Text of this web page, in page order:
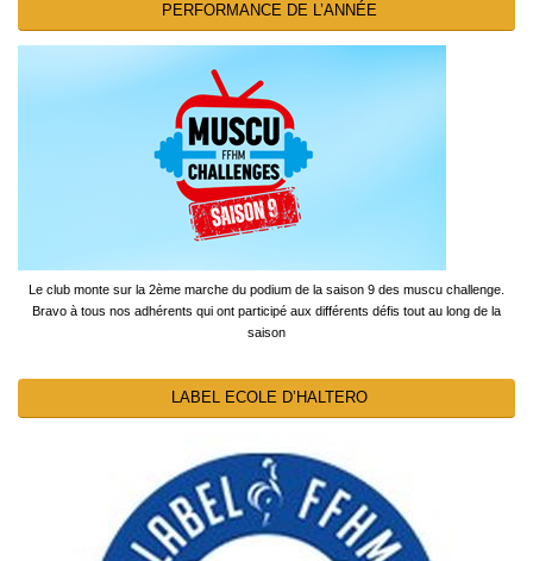
PERFORMANCE DE L’ANNÉE
Le club monte sur la 2ème marche du podium de la saison 9 des muscu challenge.
Bravo à tous nos adhérents qui ont participé aux différents défis tout au long de la
saison
LABEL ECOLE D’HALTERO